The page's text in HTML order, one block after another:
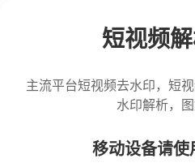
短视频
主流平台短视频去水印，短
水印解析，图
移动设备请